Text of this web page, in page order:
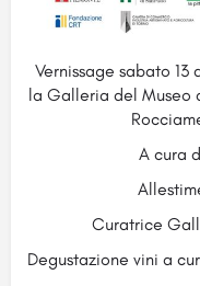
Vernissage sabato 13
la Galleria del Museo
A cura
Curatrice
Degustazione vini a